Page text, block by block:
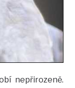
nepřirozeně.